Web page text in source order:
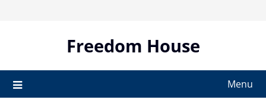
Freedom House
Menu